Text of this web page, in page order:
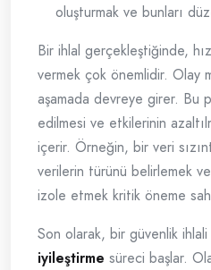
oluşturmak ve bunları
Bir ihlal gerçekleştiğinde,
vermek çok önemlidir. Olay
aşamada devreye girer. Bu
edilmesi ve etkilerinin
içerir. Örneğin, bir veri
verilerin türünü belirlemek
izole etmek kritik öneme
Son olarak, bir güvenlik ihlali
iyileştirme süreci başlar.